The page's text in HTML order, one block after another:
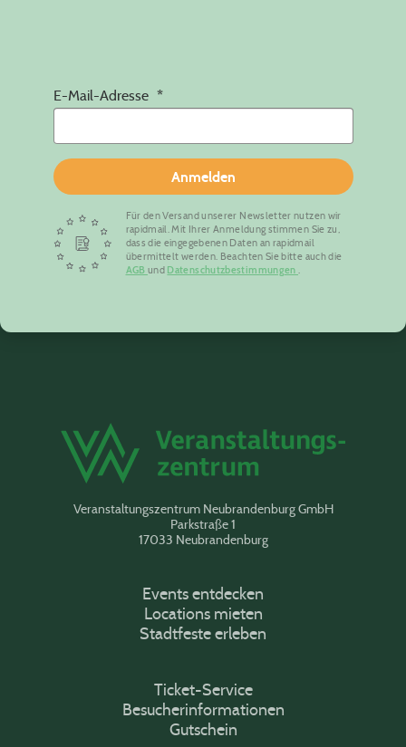
E-Mail-Adresse
Anmelden
Für den Versand unserer Newsletter nutzen wir
rapidmail. Mit Ihrer Anmeldung stimmen Sie zu,
dass die eingegebenen Daten an rapidmail
übermittelt werden. Beachten Sie bitte auch die
AGB und Datenschutzbestimmungen.
Veranstaltungszentrum Neubrandenburg GmbH
Parkstraße 1
17033 Neubrandenburg
Events entdecken
Locations mieten
Stadtfeste erleben
Ticket-Service
Besucherinformationen
Gutschein